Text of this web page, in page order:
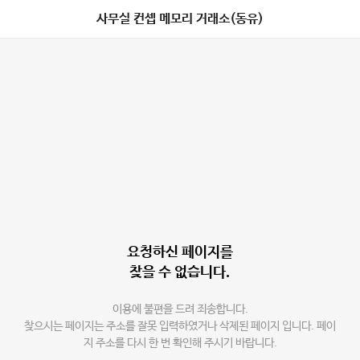
사무실 컨셉 메모리 거래소(동유)
요청하신 페이지를
찾을 수 없습니다.
이용에 불편을 드려 죄송합니다.
찾으시는 페이지는 주소를 잘못 입력하였거나 삭제된 페이지 입니다. 페이
지 주소를 다시 한 번 확인해 주시기 바랍니다.